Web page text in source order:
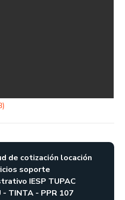
de cotización locación
soporte
IESP TUPAC
- TINTA - PPR 107